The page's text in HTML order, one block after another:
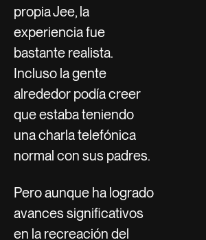
propia Jee, la
experiencia fue
bastante realista.
Incluso la gente
alrededor podía creer
que estaba teniendo
una charla telefónica
normal con sus padres.
Pero aunque ha logrado
avances significativos
en la recreación del